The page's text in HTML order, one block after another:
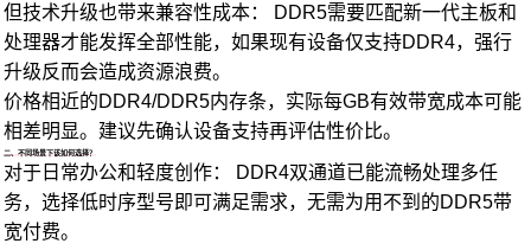
但技术升级也带来兼容性成本： DDR5需要匹配新一代主板和
处理器才能发挥全部性能，如果现有设备仅支持DDR4，强行
升级反而会造成资源浪费。
价格相近的DDR4/DDR5内存条，实际每GB有效带宽成本可能
相差明显。建议先确认设备支持再评估性价比。
二、不同场景下该如何选择？
对于日常办公和轻度创作： DDR4双通道已能流畅处理多任
务，选择低时序型号即可满足需求，无需为用不到的DDR5带
宽付费。